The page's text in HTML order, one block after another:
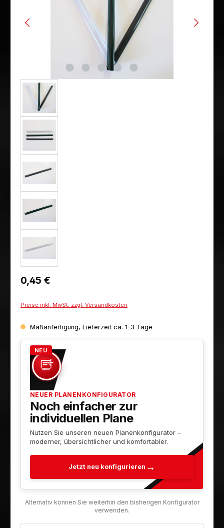
Regulärer Preis:
0,45 €
Preise inkl. MwSt. zzgl. Versandkosten
Maßanfertigung, Lieferzeit ca. 1-3 Tage
NEU
NEUER PLANENKONFIGURATOR
Noch einfacher zur
individuellen Plane
Nutzen Sie unseren neuen Planenkonfigurator –
moderner, übersichtlicher und komfortabler.
Jetzt neu konfigurieren